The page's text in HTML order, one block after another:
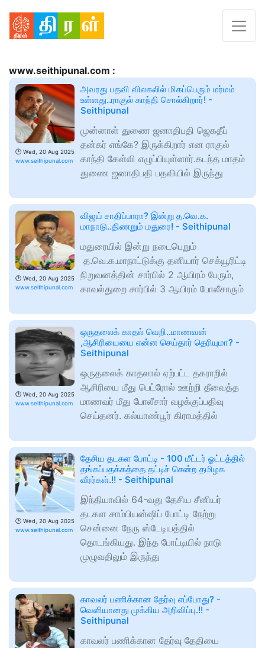
www.seithipunal.com :
🕑 Wed, 20 Aug 2025
www.seithipunal.com
அவரது பதவி விலகலில் மிகப்பெரும் மர்மம்
உள்ளது..ராகுல் காந்தி சொல்கிறார்! -
Seithipunal
முன்னாள் துணை ஜனாதிபதி ஜெகதீப்
தன்கர் எங்கே? இருக்கிறார் என ராகுல்
காந்தி கேள்வி எழுப்பியுள்ளார்.கடந்த மாதம்
துணை ஜனாதிபதி பதவியில் இருந்து
🕑 Wed, 20 Aug 2025
www.seithipunal.com
விஜய் சாதிப்பாரா? இன்று த.வெ.க.
மாநாடு..திணறும் மதுரை! - Seithipunal
மதுரையில் இன்று நடைபெறும்
த.வெ.க.மாநாட்டுக்கு தனியார் செக்யூரிட்டி
நிறுவனத்தின் சார்பில் 2 ஆயிரம் பேரும்,
காவல்துறை சார்பில் 3 ஆயிரம் போலீசாரும்
🕑 Wed, 20 Aug 2025
www.seithipunal.com
ஒருதலைக் காதல் வெறி..மாணவன்
,ஆசிரியையை என்ன செய்தார் தெரியுமா? -
Seithipunal
ஒருதலைக் காதலால் ஏற்பட்ட தகராறில்
ஆசிரியை மீது பெட்ரோல் ஊற்றி தீவைத்த
மாணவர் மீது போலீசார் வழக்குப்பதிவு
செய்தனர். கல்யாண்பூர் கிராமத்தில்
🕑 Wed, 20 Aug 2025
www.seithipunal.com
தேசிய தடகள போட்டி - 100 மீட்டர் ஓட்டத்தில்
தங்கப்பதக்கத்தை தட்டிச் சென்ற தமிழக
வீரர்கள்.!! - Seithipunal
இந்தியாவில் 64-வது தேசிய சீனியர்
தடகள சாம்பியன்ஷிப் போட்டி நேற்று
சென்னை நேரு ஸ்டேடியத்தில்
தொடங்கியது. இந்த போட்டியில் நாடு
முழுவதிலும் இருந்து
காவலர் பணிக்கான தேர்வு எப்போது? -
வெளியானது முக்கிய அறிவிப்பு.!! -
Seithipunal
காவலர் பணிக்கான தேர்வு தேதியை